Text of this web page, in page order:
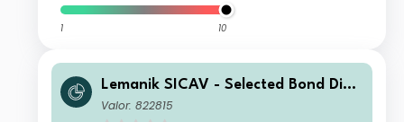
1 10
Lemanik SICAV - Selected Bond Distr
ibution Retail EUR A
Valor: 822815